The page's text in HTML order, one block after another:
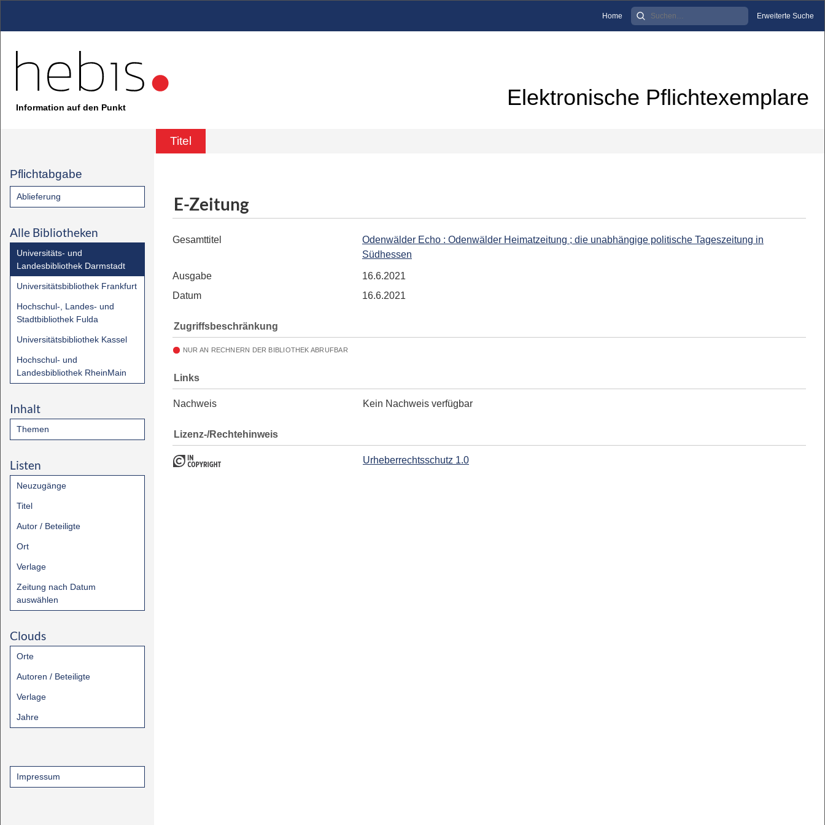
Home Erweiterte Suche
Information auf den Punkt Elektronische Pflichtexemplare
Titel
Pflichtabgabe
Ablieferung
Alle Bibliotheken
Universitäts- und
Landesbibliothek Darmstadt
Universitätsbibliothek Frankfurt
Hochschul-, Landes- und
Stadtbibliothek Fulda
Universitätsbibliothek Kassel
Hochschul- und
Landesbibliothek RheinMain
Inhalt
Themen
Listen
Neuzugänge
Titel
Autor / Beteiligte
Ort
Verlage
Zeitung nach Datum
auswählen
Clouds
Orte
Autoren / Beteiligte
Verlage
Jahre
Impressum
E-Zeitung
Gesamttitel
Odenwälder Echo : Odenwälder Heimatzeitung ; die unabhängige politische Tageszeitung in
Südhessen
Ausgabe
16.6.2021
Datum
16.6.2021
Zugriffsbeschränkung
NUR AN RECHNERN DER BIBLIOTHEK ABRUFBAR
Links
Nachweis Kein Nachweis verfügbar
Lizenz-/Rechtehinweis
Urheberrechtsschutz 1.0